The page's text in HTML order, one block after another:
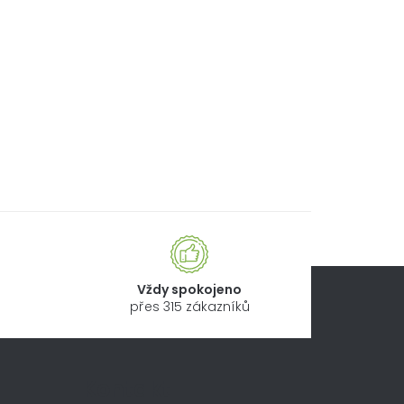
Vždy spokojeno
přes 315 zákazníků